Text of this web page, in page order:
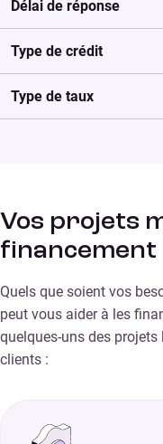
Délai de réponse
Type de crédit
Type de taux
Vos projets
financement
Quels que soient vos
peut vous aider à les
quelques-uns des
clients :